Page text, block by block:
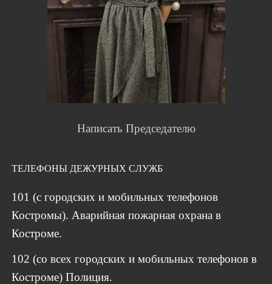
Написать Председателю
ТЕЛЕФОНЫ ДЕЖУРНЫХ СЛУЖБ
101 (с городских и мобильных телефонов
Костромы). Аварийная пожарная охрана в
Костроме.
102 (со всех городских и мобильных телефонов в
Костроме) Полиция.